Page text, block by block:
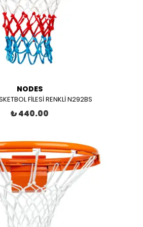
NODES
FİLESİ RENKLİ N292BS
₺ 440.00